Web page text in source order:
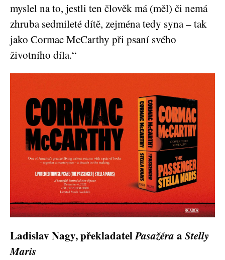
myslel na to, jestli ten člověk má (měl) či nemá
zhruba sedmileté dítě, zejména tedy syna – tak
jako Cormac McCarthy při psaní svého
životního díla.“
Ladislav Nagy, překladatelPasažéra a Stelly
Maris